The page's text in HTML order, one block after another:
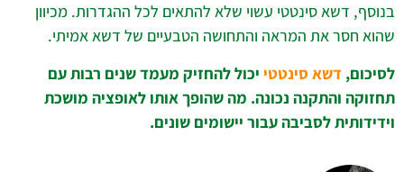
בנוסף, דשא סינטטי עשוי שלא להתאים לכל ההגדרות. מכיוון
שהוא חסר את המראה והתחושה הטבעיים של דשא אמיתי.
לסיכום, דשא סינטטי יכול להחזיק מעמד שנים רבות עם
תחזוקה והתקנה נכונה. מה שהופך אותו לאופציה מושכת
וידידותית לסביבה עבור יישומים שונים.